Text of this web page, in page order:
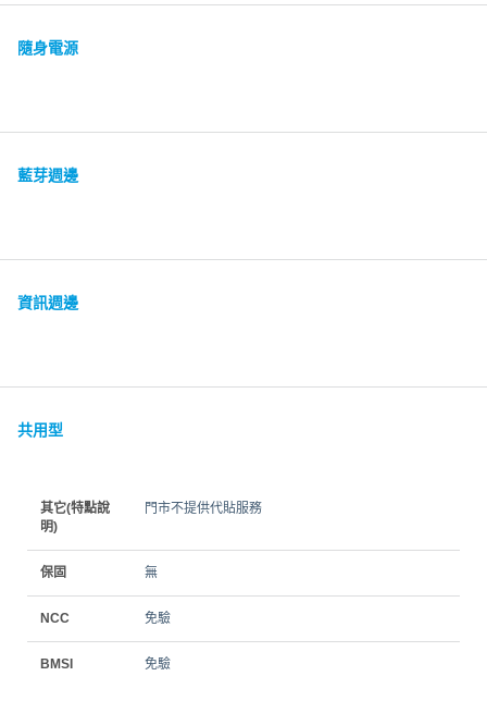
隨身電源
藍芽週邊
資訊週邊
共用型
其它(特點說
明)
門市不提供代貼服務
保固 無
NCC 免驗
BMSI 免驗